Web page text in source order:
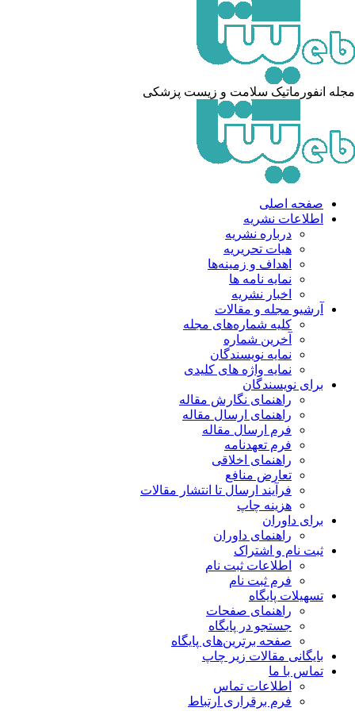
انفورماتیک سلامت و زیست پزشکی
صفحه اصلی
اطلاعات نشریه
درباره نشریه
هیات تحریریه
اهداف و زمینه‌ها
نمایه نامه ها
اخبار نشریه
آرشیو مجله و مقالات
کلیه شماره‌های مجله
آخرین شماره
نمایه نویسندگان
نمایه واژه های کلیدی
برای نویسندگان
راهنمای نگارش مقاله
راهنمای ارسال مقاله
فرم ارسال مقاله
فرم تعهدنامه
راهنمای اخلاقی
تعارض منافع
فرآیند ارسال تا انتشار مقالات
هزینه چاپ
برای داوران
راهنمای داوران
ثبت نام و اشتراک
اطلاعات ثبت نام
فرم ثبت نام
تسهیلات پایگاه
راهنمای صفحات
جستجو در پایگاه
صفحه برترین‌های پایگاه
بایگانی مقالات زیر چاپ
تماس با ما
اطلاعات تماس
فرم برقراری ارتباط